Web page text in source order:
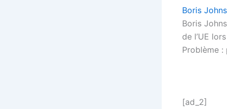
Boris
Boris
de l’UE
Problème
[ad_2]